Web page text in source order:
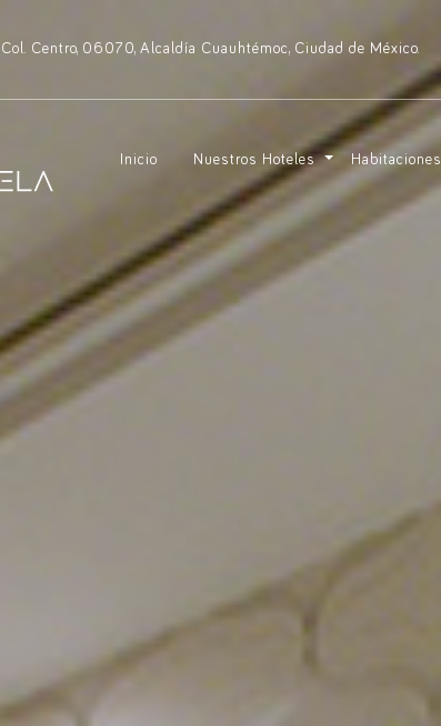
Centro, 06070, Alcaldía Cuauhtémoc, Ciudad de México.
Inicio Nuestros Hoteles Habitaciones